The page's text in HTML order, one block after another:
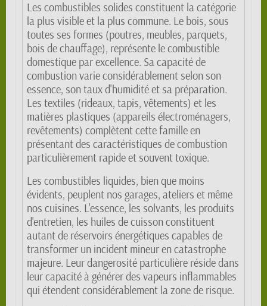
Les combustibles solides constituent la catégorie
la plus visible et la plus commune. Le bois, sous
toutes ses formes (poutres, meubles, parquets,
bois de chauffage), représente le combustible
domestique par excellence. Sa capacité de
combustion varie considérablement selon son
essence, son taux d'humidité et sa préparation.
Les textiles (rideaux, tapis, vêtements) et les
matières plastiques (appareils électroménagers,
revêtements) complètent cette famille en
présentant des caractéristiques de combustion
particulièrement rapide et souvent toxique.
Les combustibles liquides, bien que moins
évidents, peuplent nos garages, ateliers et même
nos cuisines. L'essence, les solvants, les produits
d'entretien, les huiles de cuisson constituent
autant de réservoirs énergétiques capables de
transformer un incident mineur en catastrophe
majeure. Leur dangerosité particulière réside dans
leur capacité à générer des vapeurs inflammables
qui étendent considérablement la zone de risque.